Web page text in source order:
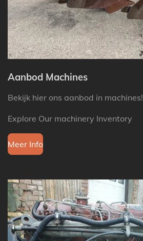
Aanbod Machines
Bekijk hier ons aanbod in machines!
Explore Our machinery Inventory
Meer Info